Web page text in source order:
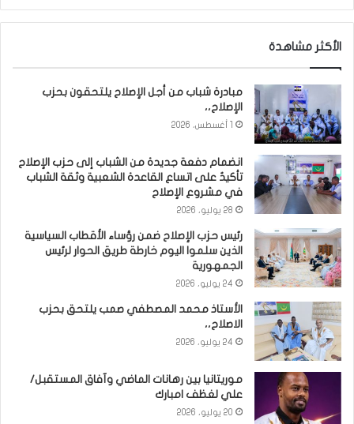
الأكثر مشاهدة
مبادرة شباب من أجل الإصلاح يلتحقون بحزب
الإصلاح،،
انضمام دفعة جديدة من الشباب إلى حزب الإصلاح
تأكيدٌ على اتساع القاعدة الشعبية وثقة الشباب
في مشروع الإصلاح
28 يوليو، 2026
رئيس حزب الإصلاح ضمن رؤساء الأقطاب السياسية
الذين سلموا اليوم خارطة طريق الحوار لرئيس
الجمهورية
24 يوليو، 2026
الأستاذ محمد المصطفي صمب يلتحق بحزب
الاصلاح،،
24 يوليو، 2026
موريتانيا بين رهانات الماضي وآفاق المستقبل/
علي لغظف امبارك
20 يوليو، 2026